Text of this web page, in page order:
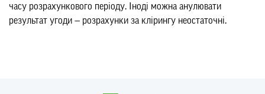
часу розрахункового періоду. Іноді можна анулювати
результат угоди — розрахунки за клірингу неостаточні.